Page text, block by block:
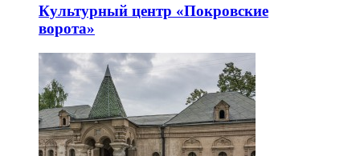
Культурный центр «Покровские
ворота»